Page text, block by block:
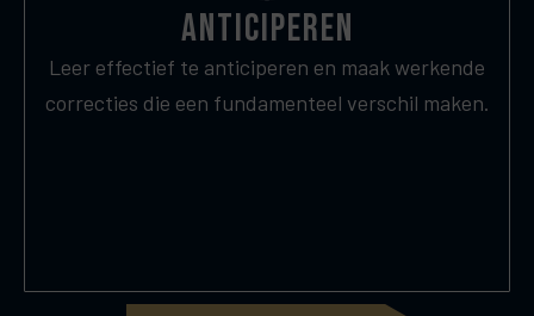
anticiperen
Leer effectief te anticiperen en maak werkende
correcties die een fundamenteel verschil maken.